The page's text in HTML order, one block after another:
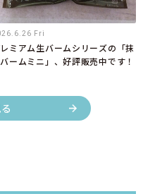
Fri
ミアム生バームシリーズの「抹
ームミニ」、好評販売中です！